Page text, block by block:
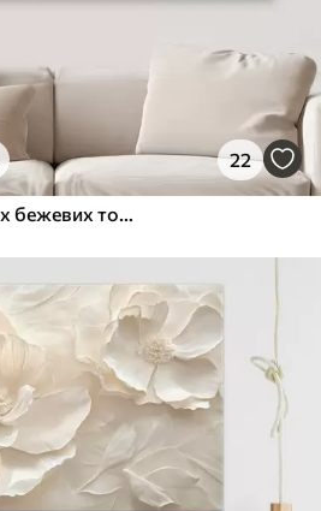
22
Рельєфні листя в теплих бежевих тонах